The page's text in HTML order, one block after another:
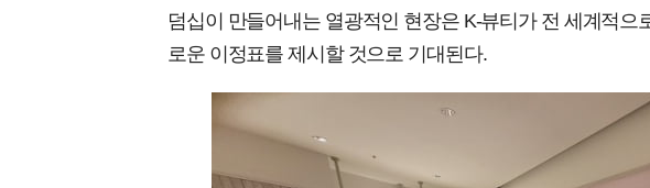
덤십이 만들어내는 열광적인 현장은 K-뷰티가 전 세계적으
로운 이정표를 제시할 것으로 기대된다.